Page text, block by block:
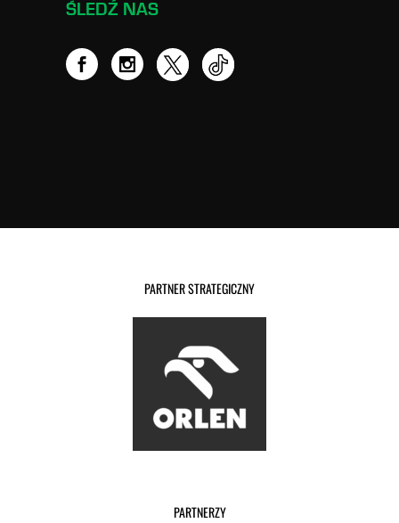
ŚLEDŹ NAS
PARTNER STRATEGICZNY
PARTNERZY